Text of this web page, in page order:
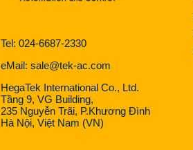
Tel: 024-6687-2330
eMail: sale@tek-ac.com
HegaTek International Co., Ltd.
Tầng 9, VG Building,
235 Nguyễn Trãi, P.Khương Đình
Hà Nội, Việt Nam (VN)